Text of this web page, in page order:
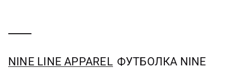
NINE LINE APPAREL ФУТБОЛКА NINE